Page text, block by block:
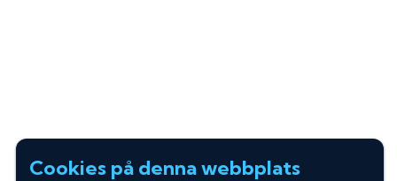
Cookies på denna webbplats